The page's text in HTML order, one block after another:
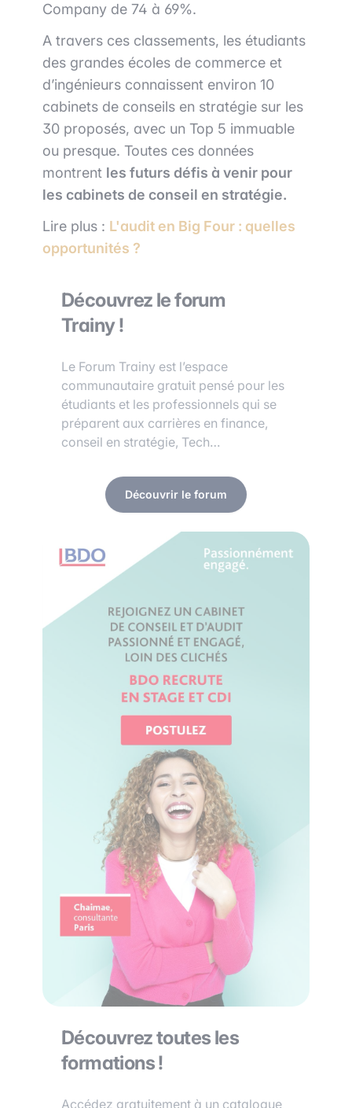
Company de 74 à 69%.
A travers ces classements, les étudiants
des grandes écoles de commerce et
d’ingénieurs connaissent environ 10
cabinets de conseils en stratégie sur les
30 proposés, avec un Top 5 immuable
ou presque. Toutes ces données
montrent les futurs défis à venir pour
les cabinets de conseil en stratégie.
Lire plus : L'audit en Big Four : quelles
opportunités ?
Découvrez le forum
Trainy !
Le Forum Trainy est l’espace
communautaire gratuit pensé pour les
étudiants et les professionnels qui se
préparent aux carrières en finance,
conseil en stratégie, Tech…
Découvrir le forum
Découvrez toutes les
formations !
Accédez gratuitement à un catalogue